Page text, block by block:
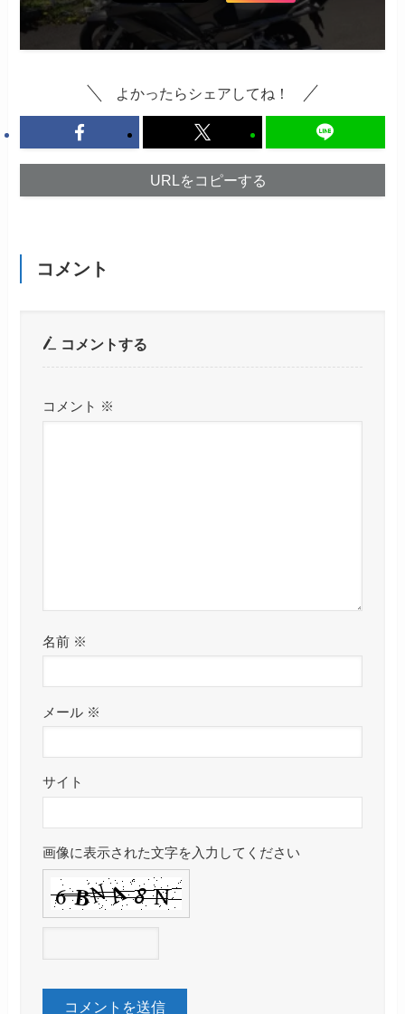
よかったらシェアしてね！
URLをコピーする
コメント
コメントする
コメント ※
名前 ※
メール ※
サイト
画像に表示された文字を入力してください